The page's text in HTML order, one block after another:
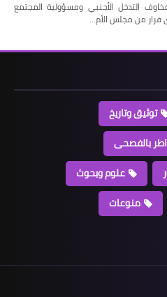
: بين مخاوف التدخل الأجنبي ومسؤولية المجتمع
قرار من مجلس الأم…
توثيق وتاريخ
بالفصحى
علوم وبحوث
منوعات